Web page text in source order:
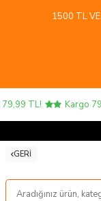
1500 TL VE
TL! Kargo
GERI